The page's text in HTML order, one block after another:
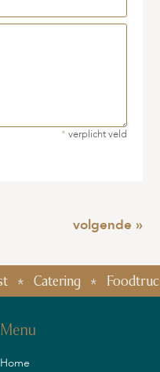
* verplicht veld
volgende »
Catering Foodtruck
Menu
Home